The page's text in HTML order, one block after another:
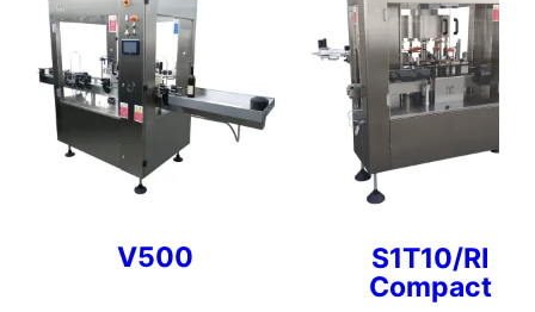
V500
S1T10/RI
Compact